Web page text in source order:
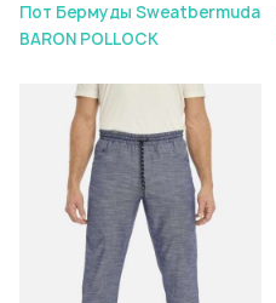
Пот Бермуды Sweatbermuda
BARON POLLOCK